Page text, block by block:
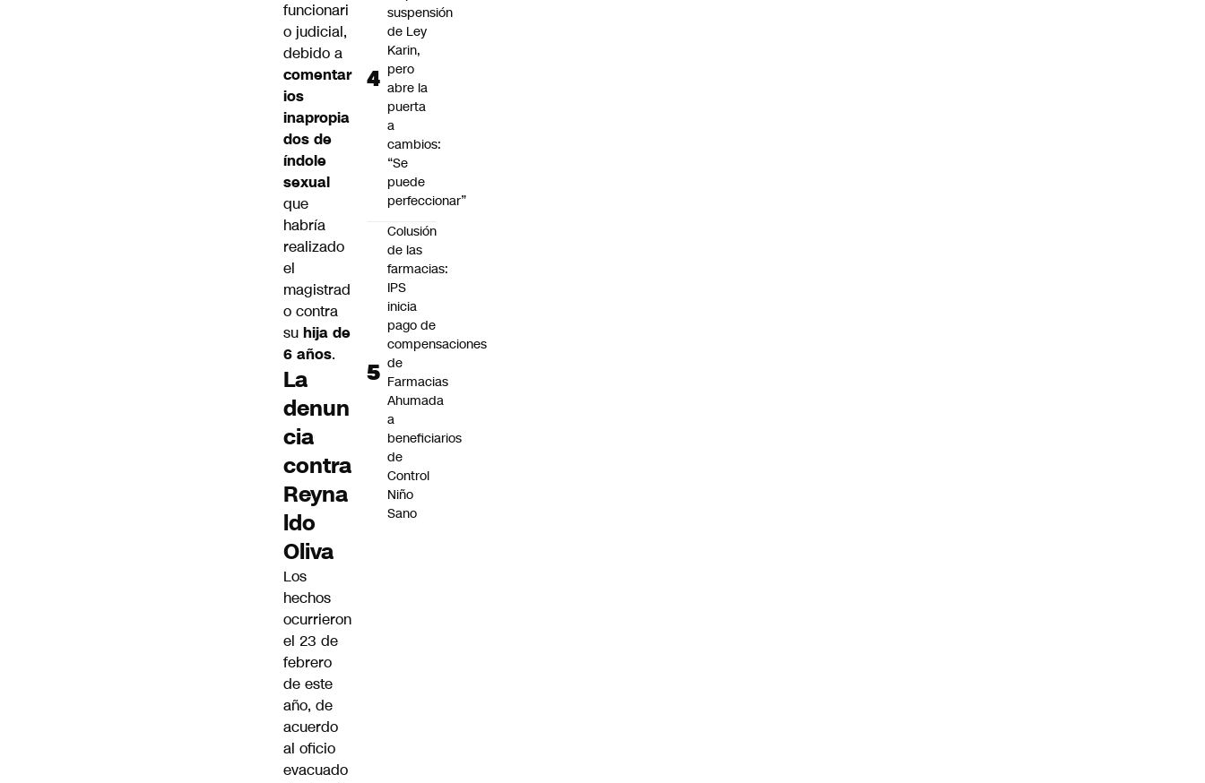
funcionari
o judicial,
debido a
comentar
ios
inapropia
dos de
índole
sexual
que
habría
realizado
el
magistrad
o contra
su hija de
6 años.
La
denun
cia
contra
Reyna
ldo
Oliva
Los
hechos
ocurrieron
el 23 de
febrero
de este
año, de
acuerdo
al oficio
evacuado
suspensión
de Ley
Karin,
pero
abre la
puerta
a
cambios:
“Se
puede
perfeccionar”
Colusión
de las
farmacias:
IPS
inicia
pago de
compensaciones
de
Farmacias
Ahumada
a
beneficiarios
de
Control
Niño
Sano